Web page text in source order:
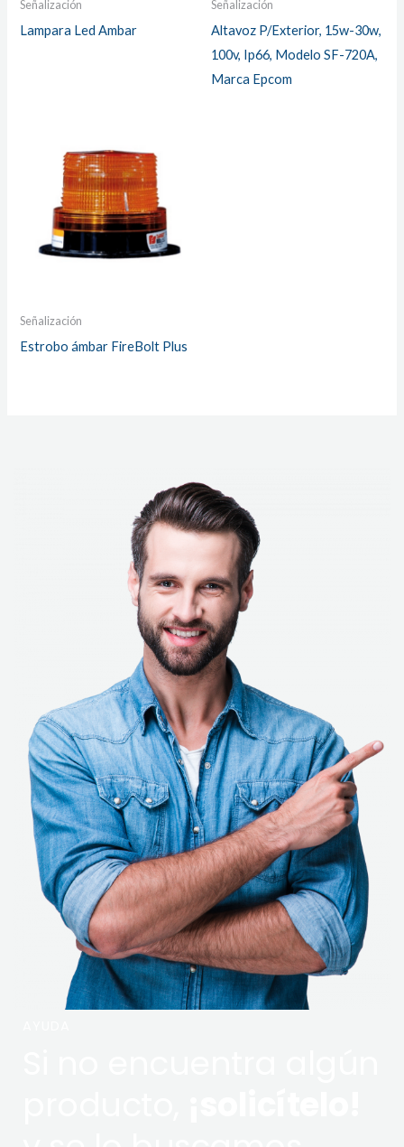
Señalización
Lampara Led Ambar
Señalización
Altavoz P/Exterior, 15w-30w,
100v, Ip66, Modelo SF-720A,
Marca Epcom
Señalización
Estrobo ámbar FireBolt Plus